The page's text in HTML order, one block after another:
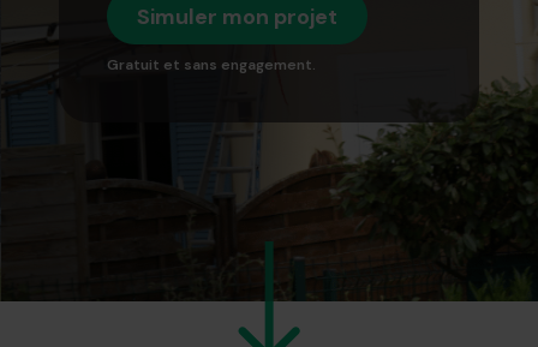
Simuler mon projet
Gratuit et sans engagement.